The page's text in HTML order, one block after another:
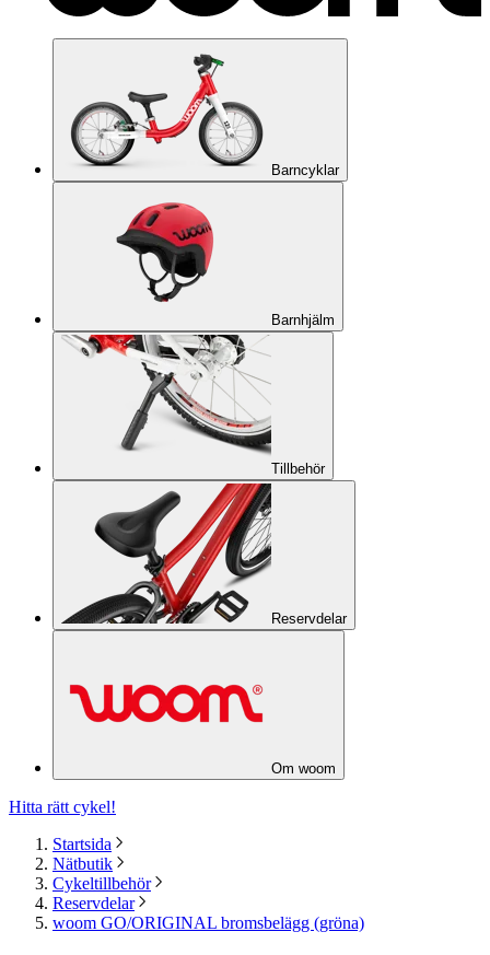
Barncyklar
Barnhjälm
Tillbehör
Reservdelar
Om woom
Hitta rätt cykel!
Startsida
Nätbutik
Cykeltillbehör
Reservdelar
woom GO/ORIGINAL bromsbelägg (gröna)